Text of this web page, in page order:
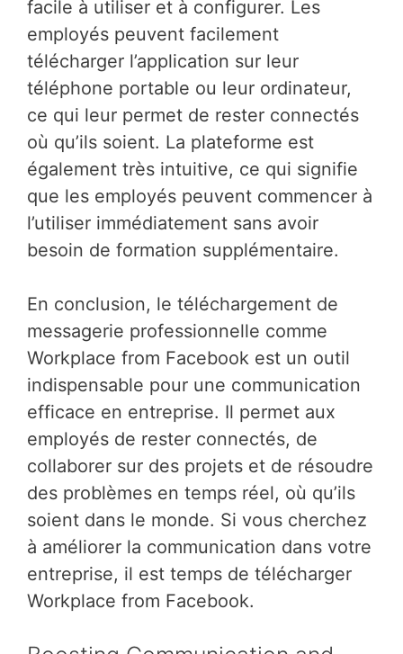
facile à utiliser et à configurer. Les
employés peuvent facilement
télécharger l’application sur leur
téléphone portable ou leur ordinateur,
ce qui leur permet de rester connectés
où qu’ils soient. La plateforme est
également très intuitive, ce qui signifie
que les employés peuvent commencer à
l’utiliser immédiatement sans avoir
besoin de formation supplémentaire.
En conclusion, le téléchargement de
messagerie professionnelle comme
Workplace from Facebook est un outil
indispensable pour une communication
efficace en entreprise. Il permet aux
employés de rester connectés, de
collaborer sur des projets et de résoudre
des problèmes en temps réel, où qu’ils
soient dans le monde. Si vous cherchez
à améliorer la communication dans votre
entreprise, il est temps de télécharger
Workplace from Facebook.